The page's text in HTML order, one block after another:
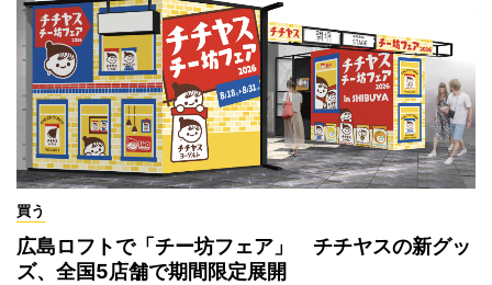
買う
広島ロフトで「チー坊フェア」 チチヤスの新グッ
ズ、全国5店舗で期間限定展開